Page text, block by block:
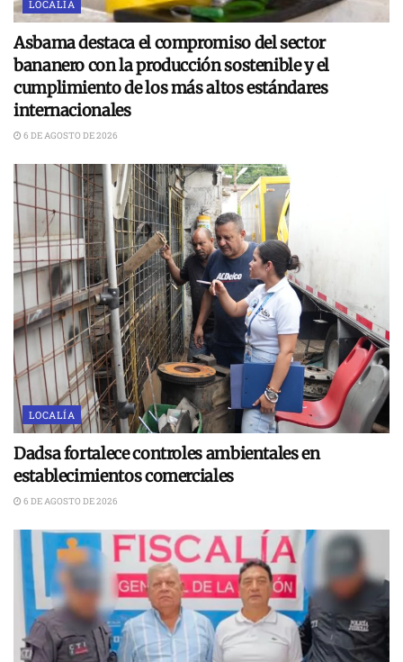
LOCALÍA
Asbama destaca el compromiso del sector
bananero con la producción sostenible y el
cumplimiento de los más altos estándares
internacionales
6 DE AGOSTO DE 2026
LOCALÍA
Dadsa fortalece controles ambientales en
establecimientos comerciales
6 DE AGOSTO DE 2026